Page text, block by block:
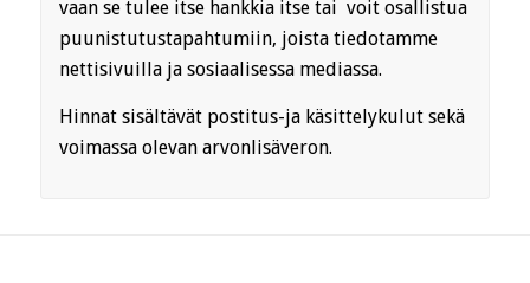
vaan se tulee itse hankkia itse tai voit osallistua
puunistutustapahtumiin, joista tiedotamme
nettisivuilla ja sosiaalisessa mediassa.
Hinnat sisältävät postitus-ja käsittelykulut sekä
voimassa olevan arvonlisäveron.